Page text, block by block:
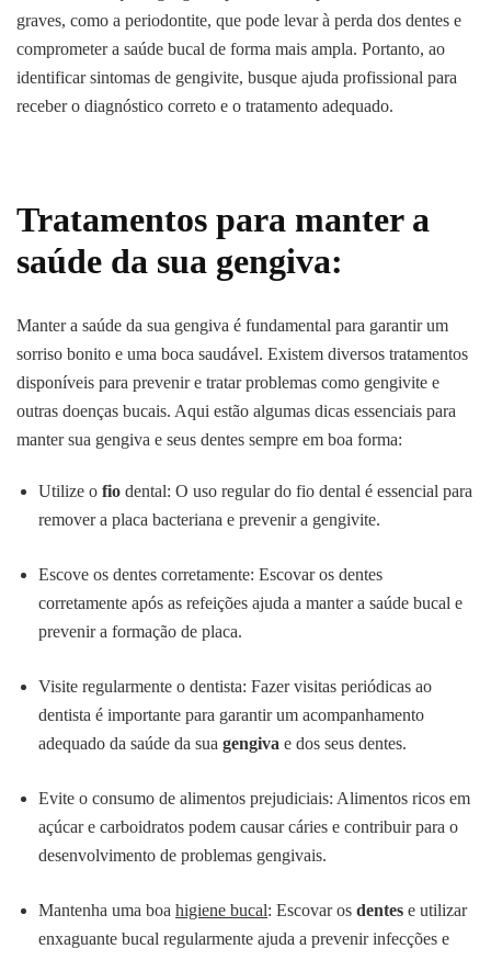
graves, como a periodontite, que pode levar à perda dos dentes e
comprometer a saúde bucal de forma mais ampla. Portanto, ao
identificar sintomas de gengivite, busque ajuda profissional para
receber o diagnóstico correto e o tratamento adequado.
Tratamentos para manter a
saúde da sua gengiva:
Manter a saúde da sua gengiva é fundamental para garantir um
sorriso bonito e uma boca saudável. Existem diversos tratamentos
disponíveis para prevenir e tratar problemas como gengivite e
outras doenças bucais. Aqui estão algumas dicas essenciais para
manter sua gengiva e seus dentes sempre em boa forma:
Utilize o fio dental: O uso regular do fio dental é essencial para
remover a placa bacteriana e prevenir a gengivite.
Escove os dentes corretamente: Escovar os dentes
corretamente após as refeições ajuda a manter a saúde bucal e
prevenir a formação de placa.
Visite regularmente o dentista: Fazer visitas periódicas ao
dentista é importante para garantir um acompanhamento
adequado da saúde da sua gengiva e dos seus dentes.
Evite o consumo de alimentos prejudiciais: Alimentos ricos em
açúcar e carboidratos podem causar cáries e contribuir para o
desenvolvimento de problemas gengivais.
Mantenha uma boa higiene bucal: Escovar os dentes e utilizar
enxaguante bucal regularmente ajuda a prevenir infecções e